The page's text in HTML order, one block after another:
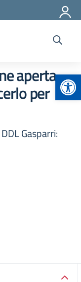
aperta.
per
Gasparri: